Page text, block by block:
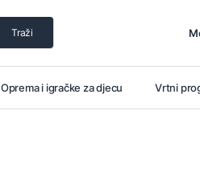
Traži
Oprema i igračke za djecu Vrtni